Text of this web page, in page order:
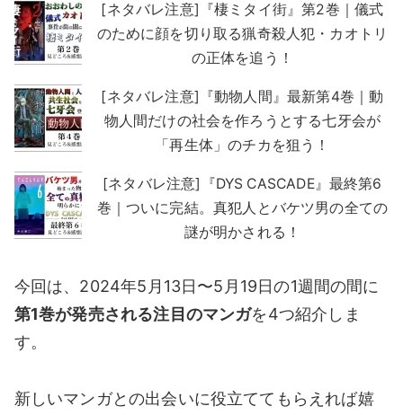
[ネタバレ注意]『棲ミタイ街』第2巻｜儀式
のために顔を切り取る猟奇殺人犯・カオトリ
の正体を追う！
[ネタバレ注意]『動物人間』最新第4巻｜動
物人間だけの社会を作ろうとする七牙会が
「再生体」のチカを狙う！
[ネタバレ注意]『DYS CASCADE』最終第6
巻｜ついに完結。真犯人とバケツ男の全ての
謎が明かされる！
今回は、2024年5月13日〜5月19日の1週間の間に
第1巻が発売される注目のマンガを4つ紹介しま
す。
新しいマンガとの出会いに役立ててもらえれば嬉